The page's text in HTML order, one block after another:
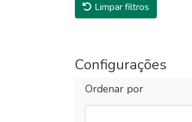
Limpar filtros
Configurações
Ordenar por